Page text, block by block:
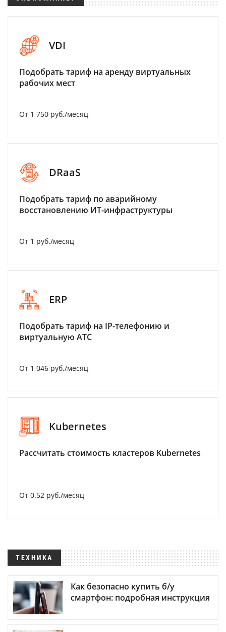
VDI
Подобрать тариф на аренду виртуальных
рабочих мест
От 1 750 руб./месяц
DRaaS
Подобрать тариф по аварийному
восстановлению ИТ-инфраструктуры
От 1 руб./месяц
ERP
Подобрать тариф на IP-телефонию и
виртуальную АТС
От 1 046 руб./месяц
Kubernetes
Рассчитать стоимость кластеров Kubernetes
От 0.52 руб./месяц
ТЕХНИКА
Как безопасно купить б/у
смартфон: подробная инструкция